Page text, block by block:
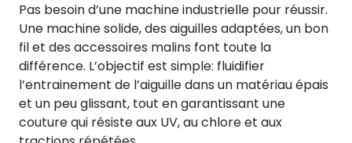
Pas besoin d’une machine industrielle pour réussir.
Une machine solide, des aiguilles adaptées, un bon
fil et des accessoires malins font toute la
différence. L’objectif est simple: fluidifier
l’entrainement de l’aiguille dans un matériau épais
et un peu glissant, tout en garantissant une
couture qui résiste aux UV, au chlore et aux